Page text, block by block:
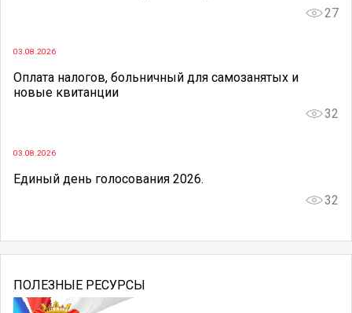
27
03.08.2026
Оплата налогов, больничный для самозанятых и
новые квитанции
32
03.08.2026
Единый день голосования 2026.
32
ПОЛЕЗНЫЕ РЕСУРСЫ